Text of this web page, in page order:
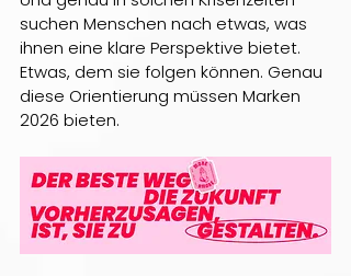
suchen Menschen nach etwas, was
ihnen eine klare Perspektive bietet.
Etwas, dem sie folgen können. Genau
diese Orientierung müssen Marken
2026 bieten.